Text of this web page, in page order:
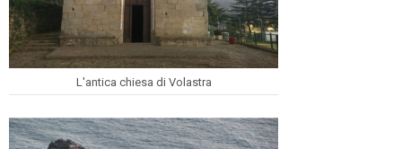
L'antica chiesa di Volastra